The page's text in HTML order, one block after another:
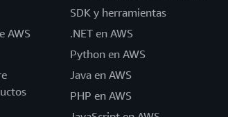
AWS
SDK y herramientas
.NET en AWS
Python en AWS
Java en AWS
PHP en AWS